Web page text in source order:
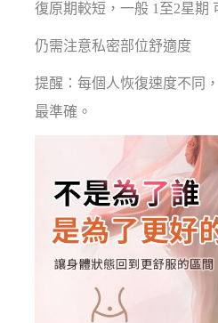
復原期較短，一般 1至2星期
仍需注意私密部位舒適度
提醒：每個人恢復速度不同
最準確。